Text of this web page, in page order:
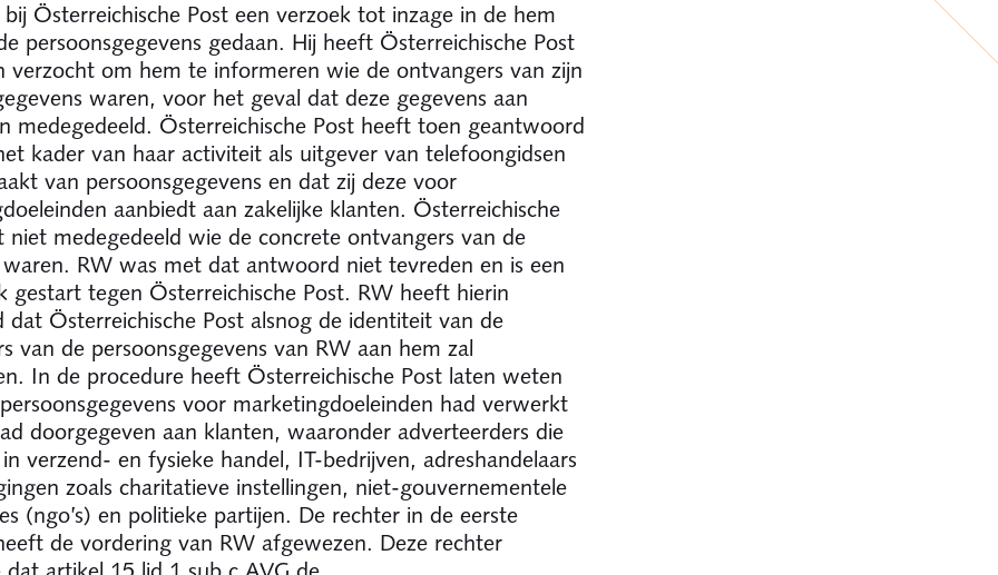
Österreichische Post een verzoek tot inzage in de hem
persoonsgegevens gedaan. Hij heeft Österreichische Post
verzocht om hem te informeren wie de ontvangers van zijn
waren, voor het geval dat deze gegevens aan
medegedeeld. Österreichische Post heeft toen geantwoord
kader van haar activiteit als uitgever van telefoongidsen
van persoonsgegevens en dat zij deze voor
aanbiedt aan zakelijke klanten. Österreichische
niet medegedeeld wie de concrete ontvangers van de
waren. RW was met dat antwoord niet tevreden en is een
gestart tegen Österreichische Post. RW heeft hierin
dat Österreichische Post alsnog de identiteit van de
van de persoonsgegevens van RW aan hem zal
In de procedure heeft Österreichische Post laten weten
voor marketingdoeleinden had verwerkt
doorgegeven aan klanten, waaronder adverteerders die
verzend- en fysieke handel, IT-bedrijven, adreshandelaars
zoals charitatieve instellingen, niet-gouvernementele
(ngo’s) en politieke partijen. De rechter in de eerste
de vordering van RW afgewezen. Deze rechter